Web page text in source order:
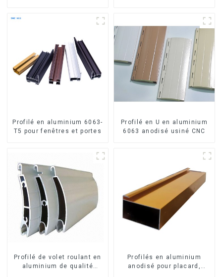
Profilé en aluminium 6063-
T5 pour fenêtres et portes
Profilé en U en aluminium
6063 anodisé usiné CNC
Profilé de volet roulant en
aluminium de qualité
Profilés en aluminium
anodisé pour placard,